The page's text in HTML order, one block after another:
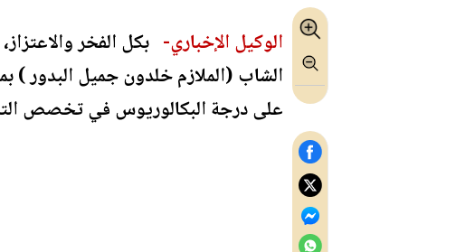
الوكيل الإخباري- بكل الفخر
الشاب (الملازم خلدون جميل البدور )
على درجة البكالوريوس في تخصص